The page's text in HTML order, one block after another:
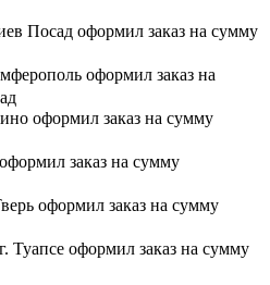
Посад оформил заказ на сумму
оформил заказ на
оформил заказ на сумму
заказ на сумму
оформил заказ на сумму
Туапсе оформил заказ на сумму